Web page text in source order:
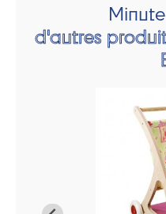
d'autres